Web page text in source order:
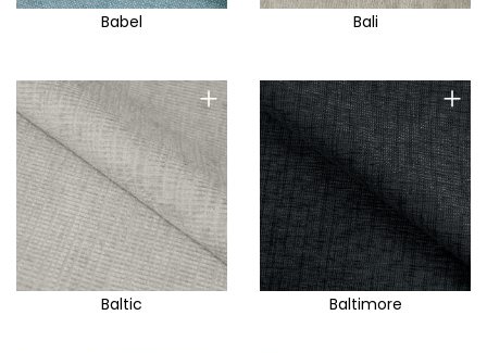
Babel Bali
+
Baltic
+
Baltimore